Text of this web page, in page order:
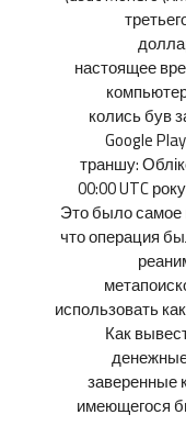
настоящее
колись був
Google
траншу:
00:00 UTC
Это было самое
что операция
использовать
Как
заверенные
имеющегося